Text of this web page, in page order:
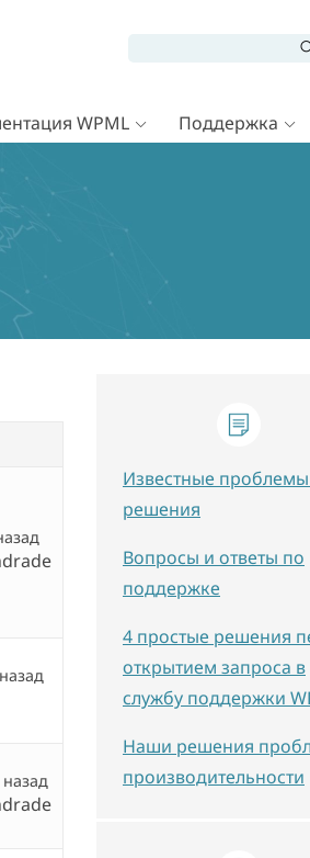
WPML Поддержка
Известные
решения
Вопросы и ответы по
поддержке
4 простые решения
открытием запроса в
службу поддержки
Наши решения
производительности